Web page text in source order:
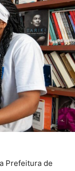
Prefeitura de